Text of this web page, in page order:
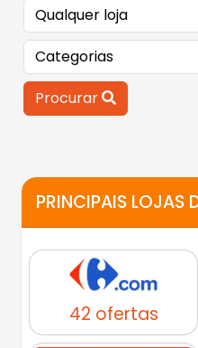
Procurar
PRINCIPAIS LOJAS
42 ofertas